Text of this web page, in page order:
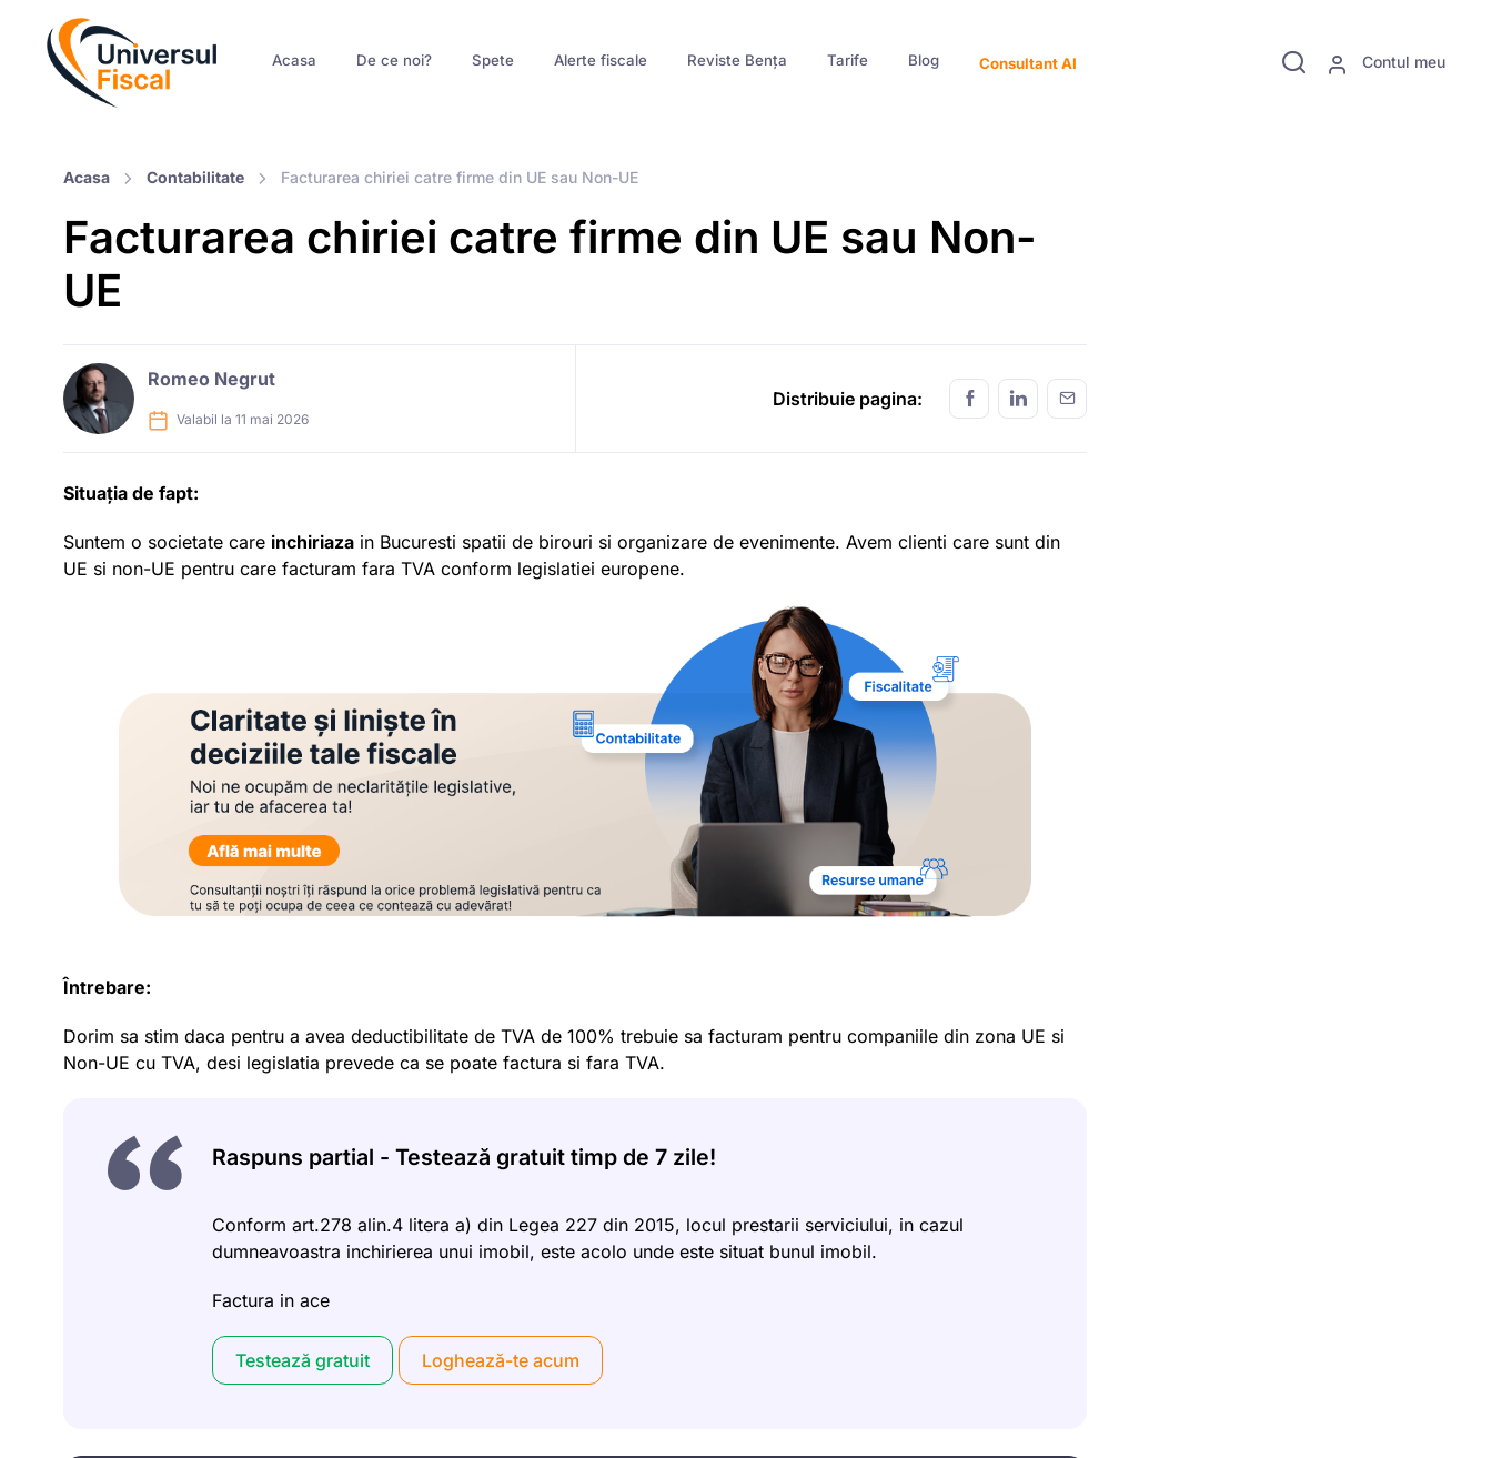
Contul meu
Acasa De ce noi? Spete Alerte fiscale Reviste Bența Tarife Blog Consultant AI
Acasa Contabilitate Facturarea chiriei catre firme din UE sau Non-UE
Facturarea chiriei catre firme din UE sau Non-
UE
Romeo Negrut
Valabil la 11 mai 2026
Distribuie pagina:
Situația de fapt:
Suntem o societate care inchiriaza in Bucuresti spatii de birouri si organizare de evenimente. Avem clienti care sunt din
UE si non-UE pentru care facturam fara TVA conform legislatiei europene.
Întrebare:
Dorim sa stim daca pentru a avea deductibilitate de TVA de 100% trebuie sa facturam pentru companiile din zona UE si
Non-UE cu TVA, desi legislatia prevede ca se poate factura si fara TVA.
Raspuns partial - Testează gratuit timp de 7 zile!
Conform art.278 alin.4 litera a) din Legea 227 din 2015, locul prestarii serviciului, in cazul
dumneavoastra inchirierea unui imobil, este acolo unde este situat bunul imobil.
Factura in ace
Testează gratuit Loghează-te acum